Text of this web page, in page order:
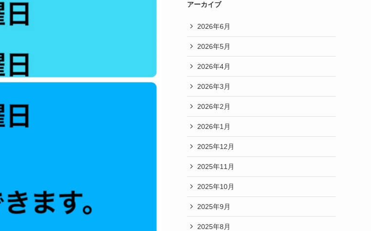
アーカイブ
2026年6月
2026年5月
2026年4月
2026年3月
2026年2月
2026年1月
2025年12月
2025年11月
2025年10月
2025年9月
2025年8月